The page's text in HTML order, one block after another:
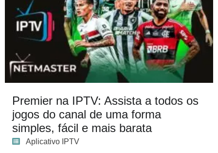
Premier na IPTV: Assista a todos os
jogos do canal de uma forma
simples, fácil e mais barata
Aplicativo IPTV